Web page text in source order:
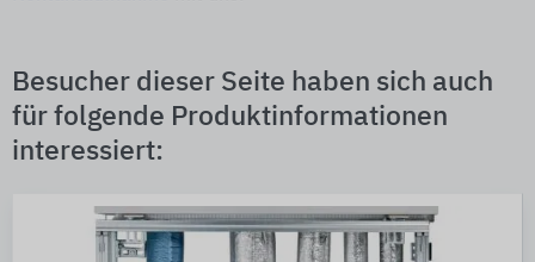
Besucher dieser Seite haben sich auch
für folgende Produktinformationen
interessiert: